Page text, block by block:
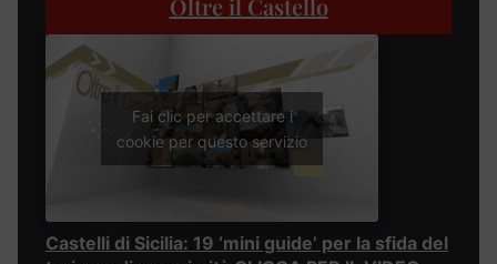
Oltre il Castello
Fai clic per accettare i
cookie per questo servizio
Castelli di Sicilia: 19 ‘mini guide’ per la sfida del